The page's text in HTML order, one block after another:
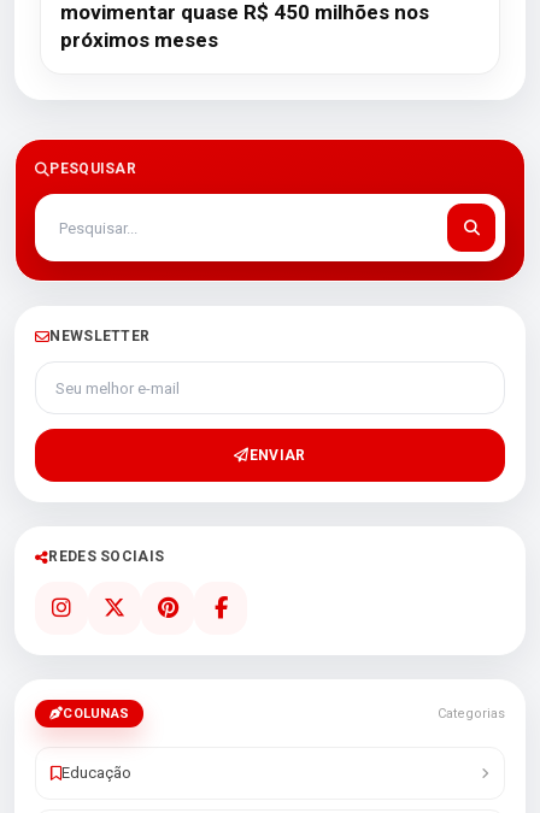
movimentar quase R$ 450 milhões nos
próximos meses
PESQUISAR
NEWSLETTER
Seu melhor e-mail
ENVIAR
REDES SOCIAIS
COLUNAS Categorias
Educação